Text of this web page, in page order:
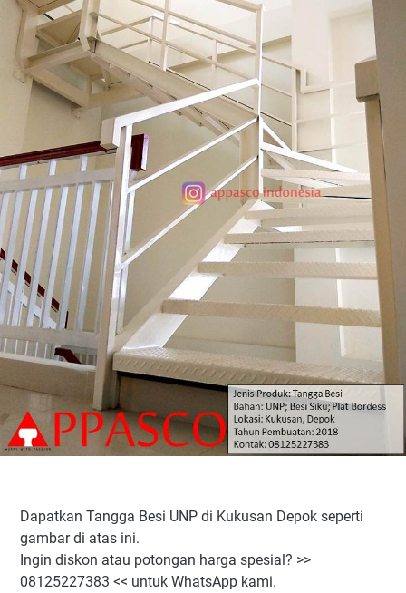
Dapatkan Tangga Besi UNP di Kukusan Depok seperti
gambar di atas ini.
Ingin diskon atau potongan harga spesial? >>
08125227383 << untuk WhatsApp kami.